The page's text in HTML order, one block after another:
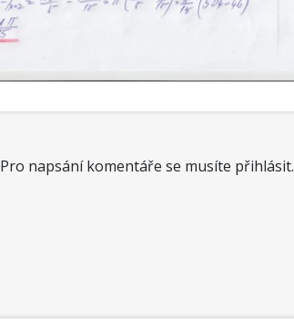
Pro napsání komentáře se musíte přihlásit.